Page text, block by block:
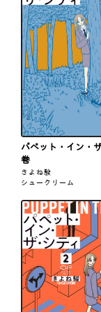
パペット・イン・
巻
きよね駿
シュークリーム